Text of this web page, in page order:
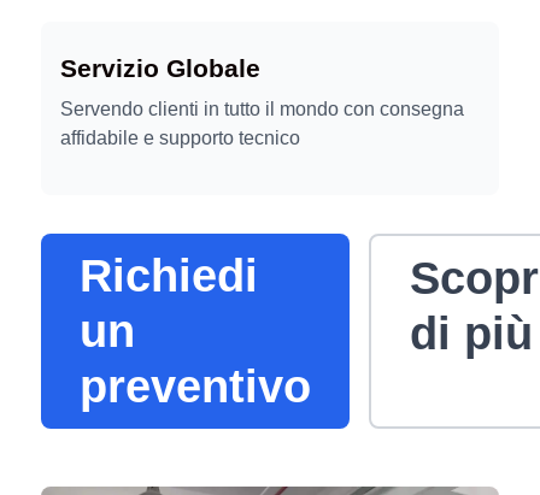
Servizio Globale
Servendo clienti in tutto il mondo con consegna
affidabile e supporto tecnico
Richiedi
un
preventivo
di più